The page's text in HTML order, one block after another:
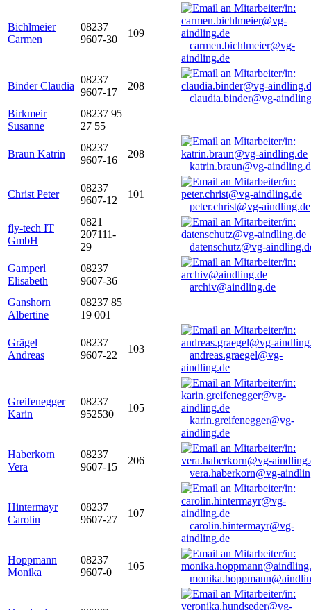
Bichlmeier
Carmen
08237
9607-30
109
carmen.bichlmeier@vg-
aindling.de
Binder Claudia
08237
9607-17
208
claudia.binder@vg-
Birkmeir
Susanne
08237 95
27 55
Braun Katrin
08237
9607-16
208
katrin.braun@vg-
Christ Peter
08237
9607-12
101
peter.christ@vg-aindling.de
fly-tech IT
GmbH
0821
207111-
29
datenschutz@vg-
Gamperl
Elisabeth
08237
9607-36
archiv@aindling.de
Ganshorn
Albertine
08237 85
19 001
Grägel
Andreas
08237
9607-22
103
andreas.graegel@vg-
aindling.de
Greifenegger
Karin
08237
952530
105
karin.greifenegger@vg-
aindling.de
Haberkorn
Vera
08237
9607-15
206
vera.haberkorn@vg-
Hintermayr
Carolin
08237
9607-27
107
carolin.hintermayr@vg-
aindling.de
Hoppmann
Monika
08237
9607-0
105